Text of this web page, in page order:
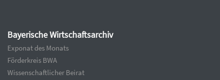
Bayerische Wirtschaftsarchiv
Exponat des Monats
Förderkreis BWA
Wissenschaftlicher Beirat